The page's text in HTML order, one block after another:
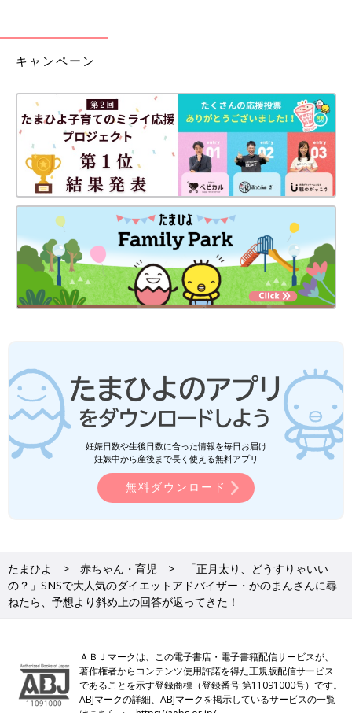
キャンペーン
妊娠日数や生後日数に合った情報を毎日お届け
妊娠中から産後まで長く使える無料アプリ
無料ダウンロード
たまひよ 赤ちゃん・育児
「正月太り、どうすりゃいい
の？」SNSで大人気のダイエットアドバイザー・かのまんさんに尋
ねたら、予想より斜め上の回答が返ってきた！
ＡＢＪマークは、この電子書店・電子書籍配信サービスが、
著作権者からコンテンツ使用許諾を得た正規版配信サービス
であることを示す登録商標（登録番号 第11091000号）です。
ABJマークの詳細、ABJマークを掲示しているサービスの一覧